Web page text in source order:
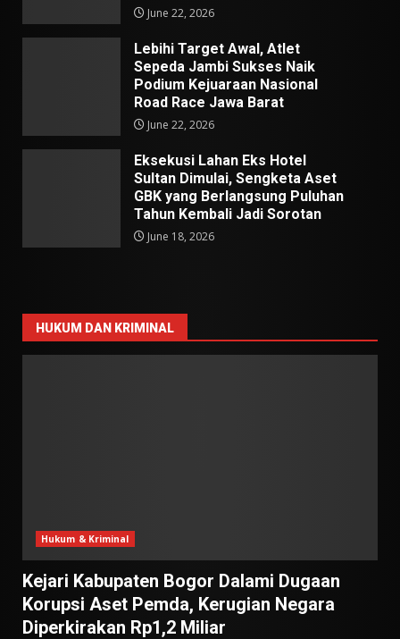
June 22, 2026
Lebihi Target Awal, Atlet
Sepeda Jambi Sukses Naik
Podium Kejuaraan Nasional
Road Race Jawa Barat
June 22, 2026
Eksekusi Lahan Eks Hotel
Sultan Dimulai, Sengketa Aset
GBK yang Berlangsung Puluhan
Tahun Kembali Jadi Sorotan
June 18, 2026
HUKUM DAN KRIMINAL
Hukum & Kriminal
Kejari Kabupaten Bogor Dalami Dugaan
Korupsi Aset Pemda, Kerugian Negara
Diperkirakan Rp1,2 Miliar